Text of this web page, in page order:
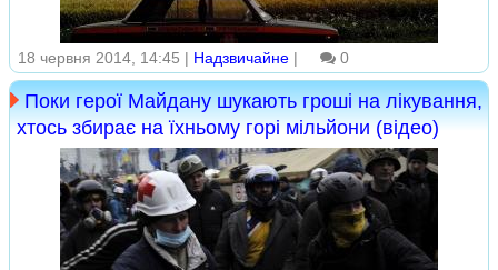
18 червня 2014, 14:45 | Надзвичайне | 0
Поки герої Майдану шукають гроші на лікування,
хтось збирає на їхньому горі мільйони (відео)